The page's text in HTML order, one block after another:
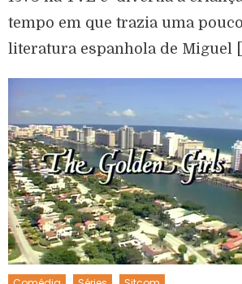
tempo em que trazia uma
literatura espanhola de Miguel